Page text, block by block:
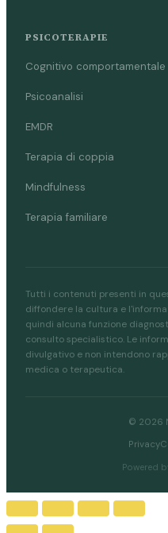
PSICOTERAPIE
Cognitivo comportamentale
Psicoanalisi
EMDR
Terapia di coppia
Mindfulness
Terapia familiare
Tutti i contenuti presenti in
diffondere la cultura e
quindi alcuna funzione
consulto specialistico. Le
divulgativo e non intendono
medica o terapeutica.
© 2026
Privacy
Powered